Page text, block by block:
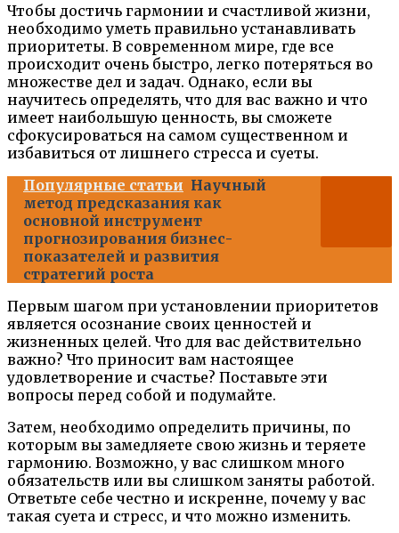
Чтобы достичь гармонии и счастливой жизни,
необходимо уметь правильно устанавливать
приоритеты. В современном мире, где все
происходит очень быстро, легко потеряться во
множестве дел и задач. Однако, если вы
научитесь определять, что для вас важно и что
имеет наибольшую ценность, вы сможете
сфокусироваться на самом существенном и
избавиться от лишнего стресса и суеты.
Популярные статьи Научный
метод предсказания как
основной инструмент
прогнозирования бизнес-
показателей и развития
стратегий роста
Первым шагом при установлении приоритетов
является осознание своих ценностей и
жизненных целей. Что для вас действительно
важно? Что приносит вам настоящее
удовлетворение и счастье? Поставьте эти
вопросы перед собой и подумайте.
Затем, необходимо определить причины, по
которым вы замедляете свою жизнь и теряете
гармонию. Возможно, у вас слишком много
обязательств или вы слишком заняты работой.
Ответьте себе честно и искренне, почему у вас
такая суета и стресс, и что можно изменить.